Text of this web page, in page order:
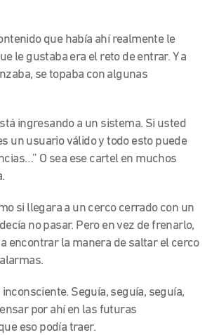
que había ahí realmente le
le gustaba era el reto de entrar. Y a
se topaba con algunas
ingresando a un sistema. Si usted
un usuario válido y todo esto puede
O sea ese cartel en muchos
si llegara a un cerco cerrado con un
no pasar. Pero en vez de frenarlo,
encontrar la manera de saltar el cerco
inconsciente. Seguía, seguía, seguía,
por ahí en las futuras
eso podía traer.